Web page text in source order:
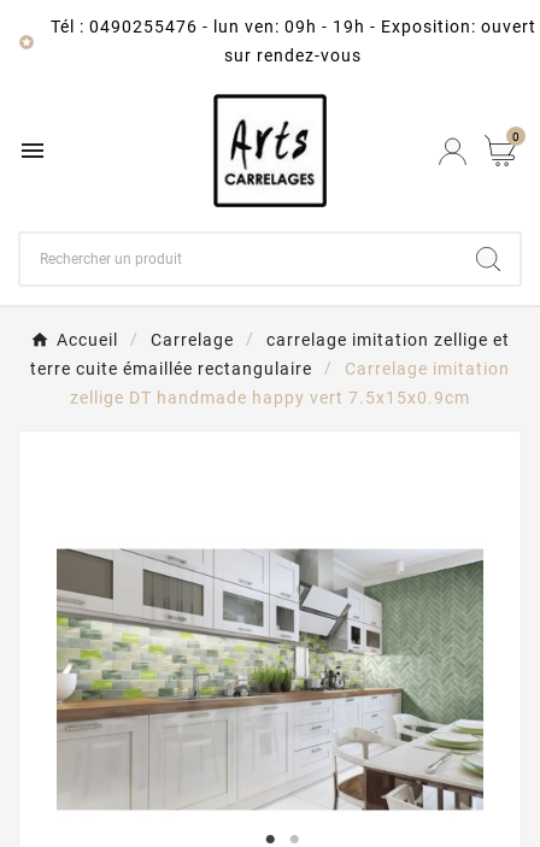

Tél : 0490255476 -
lun ven: 09h - 19h - Exposition: ouvert
sur rendez-vous
 0
Accueil Carrelage
carrelage imitation zellige et
terre cuite émaillée rectangulaire
Carrelage imitation
zellige DT handmade happy vert 7.5x15x0.9cm